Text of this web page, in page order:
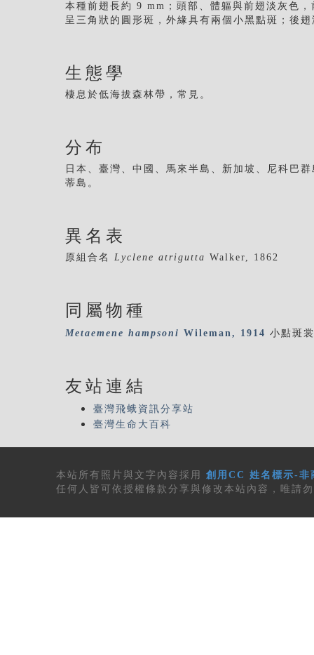
本種前翅長約 9 mm；頭部、體軀與前翅淡灰色
呈三角狀的圓形斑，外緣具有兩個小黑點斑；後
生態學
棲息於低海拔森林帶，常見。
分布
日本、臺灣、中國、馬來半島、新加坡、尼科巴
蒂島。
異名表
原組合名 Lyclene atrigutta Walker, 1862
同屬物種
Metaemene hampsoni Wileman, 1914 小點斑
友站連結
臺灣飛蛾資訊分享站
臺灣生命大百科
本站所有 照片與文字內容 採用 創用CC 姓名標示-
任何人皆可依授權條款分享與修改本站內容，唯請